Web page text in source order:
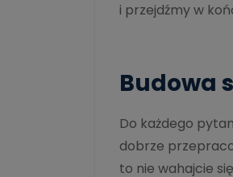
i przejdźmy w
Budowa
Do każdego
dobrze
to nie wahajcie